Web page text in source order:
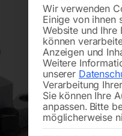
Wir verwenden
Einige von ihnen
Website und Ihre
können
Anzeigen und
Weitere
unserer
Verarbeitung
Sie können Ihre
anpassen. Bitte
möglicherweise